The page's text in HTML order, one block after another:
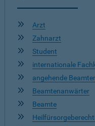
Arzt
Zahnarzt
Student
internationale
angehende
Beamtenanwärter
Beamte